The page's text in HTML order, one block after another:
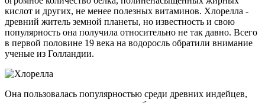
кислот и других, не менее полезных витаминов. Хлорелла -
древний житель земной планеты, но известность и свою
популярность она получила относительно не так давно. Всего
в первой половине 19 века на водоросль обратили внимание
ученые из Голландии.
Она пользовалась популярностью среди древних индейцев,